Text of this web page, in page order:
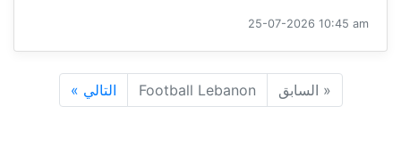
25-07-2026 10:45 am
« السابق Football Lebanon التالي »